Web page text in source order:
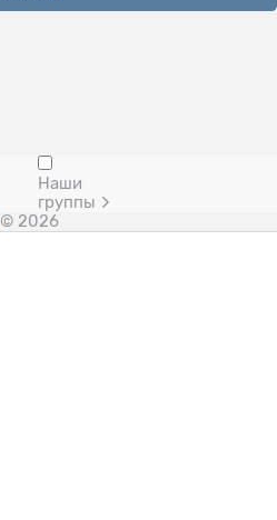
Наши
группы
© 2026